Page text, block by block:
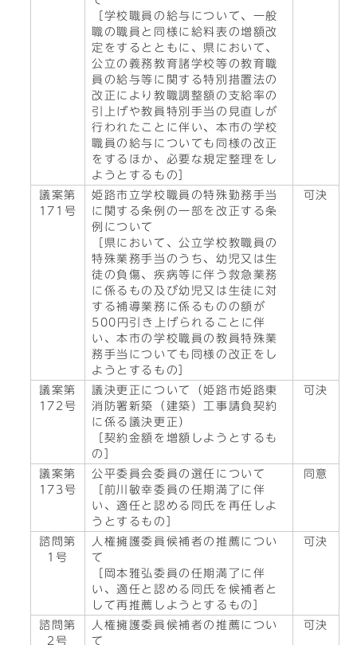
［学校職員の給与について、一般
職の職員と同様に給料表の増額改
定をするとともに、県において、
公立の義務教育諸学校等の教育職
員の給与等に関する特別措置法の
改正により教職調整額の支給率の
引上げや教員特別手当の見直しが
行われたことに伴い、本市の学校
職員の給与についても同様の改正
をするほか、必要な規定整理をし
ようとするもの］
議案第
171号
姫路市立学校職員の特殊勤務手当
に関する条例の一部を改正する条
例について
［県において、公立学校教職員の
特殊業務手当のうち、幼児又は生
徒の負傷、疾病等に伴う救急業務
に係るもの及び幼児又は生徒に対
する補導業務に係るものの額が
500円引き上げられることに伴
い、本市の学校職員の教員特殊業
務手当についても同様の改正をし
ようとするもの］
可決
議案第
172号
議決更正について（姫路市姫路東
消防署新築（建築）工事請負契約
に係る議決更正）
［契約金額を増額しようとするも
の］
可決
議案第
173号
公平委員会委員の選任について
［前川敏幸委員の任期満了に伴
い、適任と認める同氏を再任しよ
うとするもの］
同意
諮問第
1号
人権擁護委員候補者の推薦につい
て
［岡本雅弘委員の任期満了に伴
い、適任と認める同氏を候補者と
して再推薦しようとするもの］
可決
諮問第
2号
人権擁護委員候補者の推薦につい
て
可決